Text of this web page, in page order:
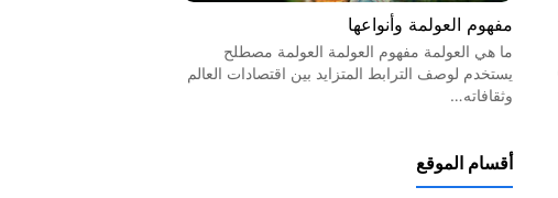
مفهوم العولمة وأنواعها
ما هي العولمة مفهوم العولمة العولمة مصطلح
يستخدم لوصف الترابط المتزايد بين اقتصادات العالم
وثقافاته…
أقسام الموقع